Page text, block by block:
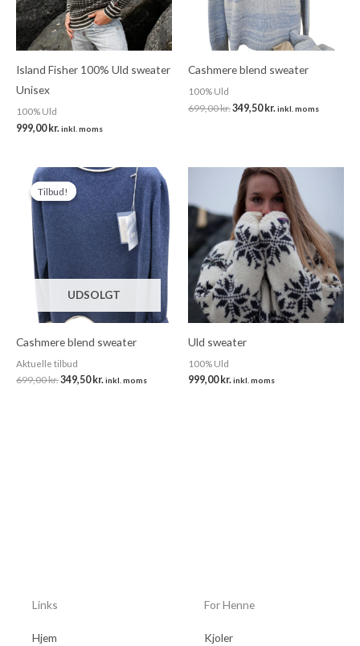
Island Fisher 100% Uld sweater
Unisex
100% Uld
999,00kr.inkl. moms
Cashmere blend sweater
100% Uld
699,00kr.349,50kr.inkl. moms
Tilbud!
UDSOLGT
Tilbud!
Cashmere blend sweater
Aktuelle tilbud
699,00kr.
Den
oprindelige
pris
var:
699,00 kr..
349,50 kr.
Den
aktuelle
pris
er:
349,50 kr..
inkl. moms
Uld sweater
100% Uld
999,00 kr.inkl. moms
Links
Hjem
For Henne
Kjoler